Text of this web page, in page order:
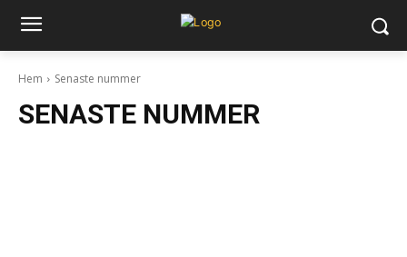
Hem Senaste nummer
SENASTE NUMMER